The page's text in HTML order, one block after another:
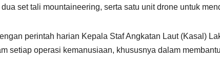
set tali mountaineering, serta satu unit drone untuk
perintah harian Kepala Staf Angkatan Laut (Kasal)
setiap operasi kemanusiaan, khususnya dalam